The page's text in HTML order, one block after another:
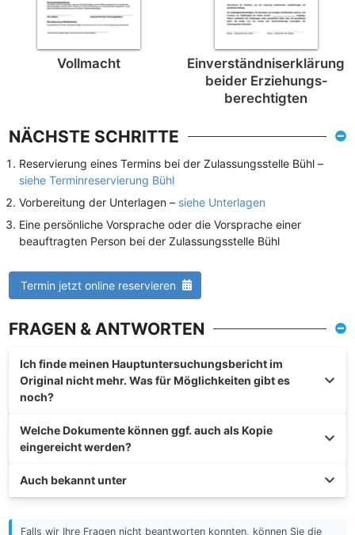
Vollmacht
Einverständnis­erklärung
beider Erziehungs­
berechtigten
NÄCHSTE SCHRITTE
Reservierung eines Termins bei der Zulassungsstelle Bühl –
siehe Terminreservierung Bühl
Vorbereitung der Unterlagen – siehe Unterlagen
Eine persönliche Vorsprache oder die Vorsprache einer
beauftragten Person bei der Zulassungsstelle Bühl
Termin jetzt online reservieren
FRAGEN & ANTWORTEN
Ich finde meinen Hauptuntersuchungsbericht im
Original nicht mehr. Was für Möglichkeiten gibt es
noch?
Welche Dokumente können ggf. auch als Kopie
eingereicht werden?
Auch bekannt unter
Falls wir Ihre Fragen nicht beantworten konnten, können Sie die